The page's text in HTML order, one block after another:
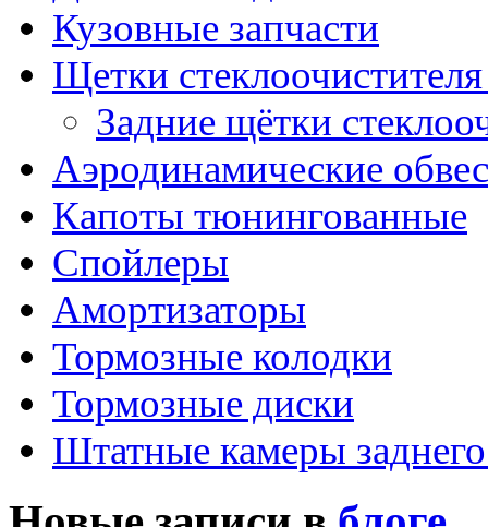
Кузовные запчасти
Щетки
Задние щётки
Аэродинамические
Капоты тюнингованные
Спойлеры
Амортизаторы
Тормозные колодки
Тормозные диски
Штатные камеры